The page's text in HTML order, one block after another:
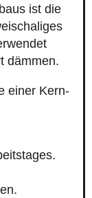
ist die
dämmen.
einer Kern-